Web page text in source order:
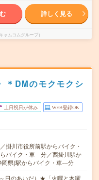
詳しく見る
ャムコムグループ）
＊DMのモクモクシ
土日祝日が休み WEB登録OK
掛川市役所前駅からバイク・
バイク・車---分／西掛川駅か
県)駅からバイク・車---分
日のあいだ）★「火曜と木曜